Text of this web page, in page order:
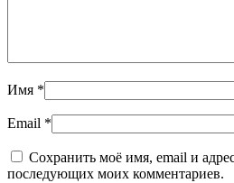
Имя *
Email *
Сохранить моё имя, email и
последующих моих комментариев.